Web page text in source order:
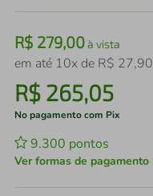
R$ 279,00à vista
em até 10x de R$ 27,90
R$ 265,05
No pagamento com Pix
9.300 pontos
Ver formas de pagamento